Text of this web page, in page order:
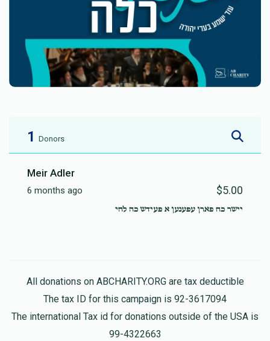
1 Donors
Meir Adler
6 months ago $5.00
יישר כח פארן עפענען א פעידש כה לחי
All donations on ABCHARITY.ORG are tax deductible
The tax ID for this campaign is 92-3617094
The international Tax id for donations outside of the USA is
99-4322663